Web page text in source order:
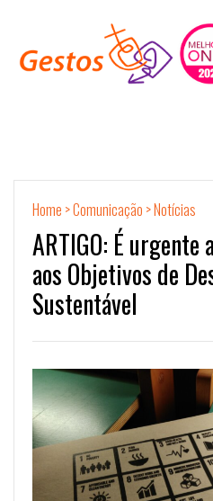
Home >Comunicação >Notícias
ARTIGO: É
aos Objetivos de
Sustentável